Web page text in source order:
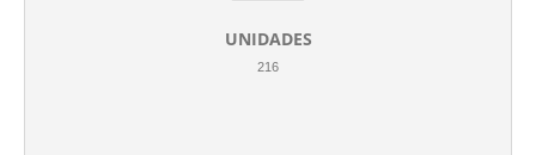
UNIDADES
216